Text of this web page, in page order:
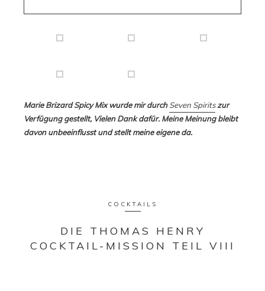
Marie Brizard Spicy Mix wurde mir durchSeven Spiritszur
Verfügung gestellt, Vielen Dank dafür. Meine Meinung bleibt
davon unbeeinflusst und stellt meine eigene da.
COCKTAILS
DIE THOMAS HENRY
COCKTAIL-MISSION TEIL VIII